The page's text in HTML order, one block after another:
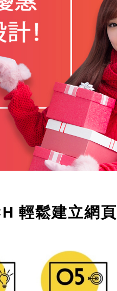
輕鬆建立網頁